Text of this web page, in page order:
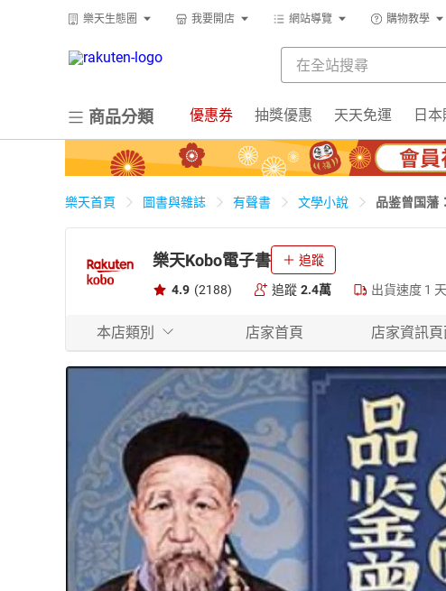
樂天生態圈 我要開店 網站導覽 購物教學
商品分類 優惠券 抽獎優惠 天天免運 日
樂天首頁 圖書與雜誌 有聲書 文學小說 品鉴曾国藩
樂天Kobo電子書 追蹤
4.9 (2188) 追蹤 2.4萬 出貨速度 1 天
本店類別 店家首頁 店家資訊頁